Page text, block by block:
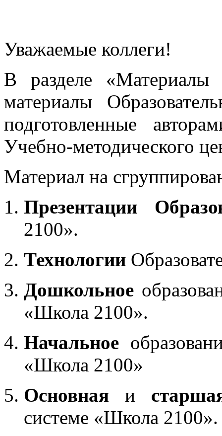
Уважаемые коллеги!
В разделе «Материалы
материалы
подготовленные
Учебно-методического
Материал на
Презентации
2100».
Технологии
Дошкольное
«Школа 2100».
Начальное
«Школа 2100»
Основная и
системе «Школа 2100».